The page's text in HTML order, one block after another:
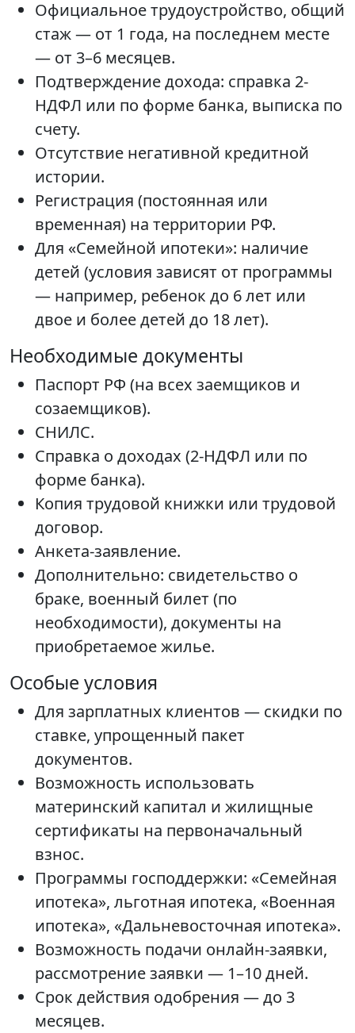
Официальное трудоустройство, общий
стаж — от 1 года, на последнем месте
— от 3–6 месяцев.
Подтверждение дохода: справка 2-
НДФЛ или по форме банка, выписка по
счету.
Отсутствие негативной кредитной
истории.
Регистрация (постоянная или
временная) на территории РФ.
Для «Семейной ипотеки»: наличие
детей (условия зависят от программы
— например, ребенок до 6 лет или
двое и более детей до 18 лет).
Необходимые документы
Паспорт РФ (на всех заемщиков и
созаемщиков).
СНИЛС.
Справка о доходах (2-НДФЛ или по
форме банка).
Копия трудовой книжки или трудовой
договор.
Анкета-заявление.
Дополнительно: свидетельство о
браке, военный билет (по
необходимости), документы на
приобретаемое жилье.
Особые условия
Для зарплатных клиентов — скидки по
ставке, упрощенный пакет
документов.
Возможность использовать
материнский капитал и жилищные
сертификаты на первоначальный
взнос.
Программы господдержки: «Семейная
ипотека», льготная ипотека, «Военная
ипотека», «Дальневосточная ипотека».
Возможность подачи онлайн-заявки,
рассмотрение заявки — 1–10 дней.
Срок действия одобрения — до 3
месяцев.